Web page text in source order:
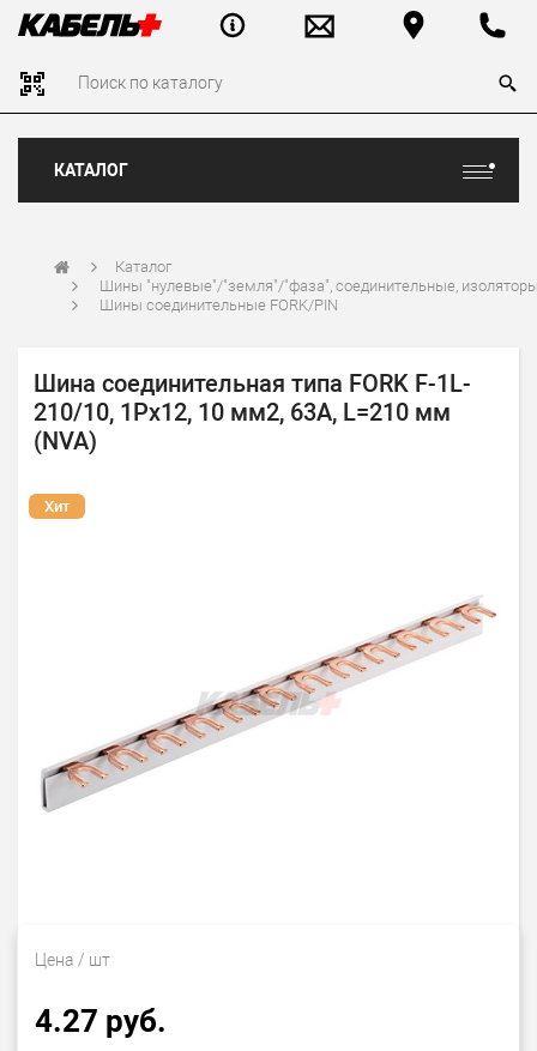
КАТАЛОГ
Каталог
Шины "нулевые"/"земля"/"фаза", соединительные,
Шины соединительные FORK/PIN
Шина соединительная типа FORK F-1L-
210/10, 1Pх12, 10 мм2, 63A, L=210 мм
(NVA)
Хит
Цена / шт
4.27 руб.